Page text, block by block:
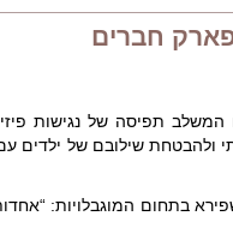
חברים
תפיסה של נגישות
ולהבטחת שילובם של ילדים
בתחום המוגבלויות: